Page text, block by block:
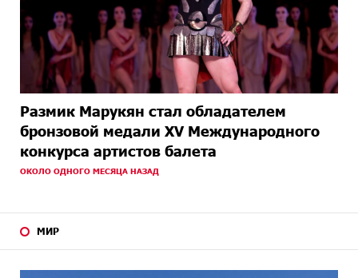
Размик Марукян стал обладателем
бронзовой медали XV Международного
конкурса артистов балета
ОКОЛО ОДНОГО МЕСЯЦА НАЗАД
МИР